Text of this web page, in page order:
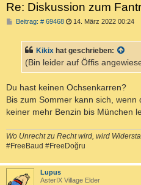
Re: Diskussion zum
Beitrag: # 69468B
r
a
14. März 2022 00:24
Kikix hat geschrieben:
(Bin leider auf Öffis
Du hast keinen Ochsenkarren?
Bis zum Sommer kann sich,
keiner mehr Benzin bis München
Wo Unrecht zu Recht wird, wird
#FreeBaud #FreeDoğru
Lupus
AsterIX Village Elder